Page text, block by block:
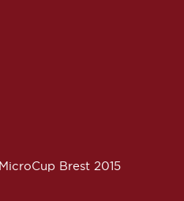
Brest 2015